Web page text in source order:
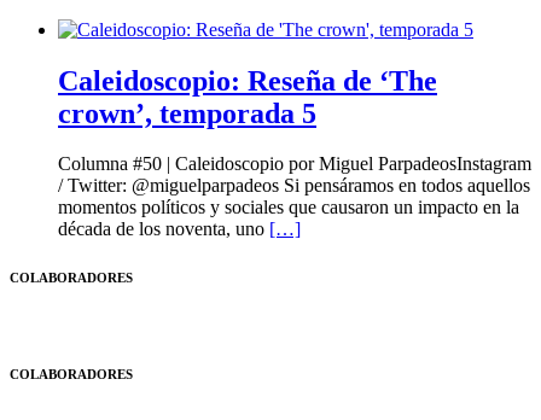
Caleidoscopio: Reseña de ‘The
crown’, temporada 5
Columna #50 | Caleidoscopio por Miguel ParpadeosInstagram
/ Twitter: @miguelparpadeos Si pensáramos en todos aquellos
momentos políticos y sociales que causaron un impacto en la
década de los noventa, uno […]
COLABORADORES
COLABORADORES